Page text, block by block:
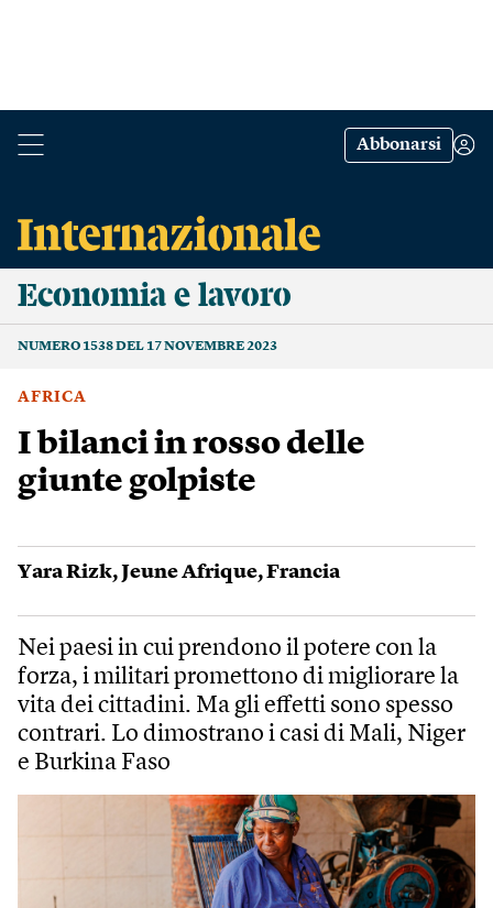
Abbonarsi
Economia e lavoro
NUMERO 1538 DEL 17 NOVEMBRE 2023
AFRICA
I bilanci in rosso delle
giunte golpiste
Yara Rizk,Jeune Afrique,Francia
Nei paesi in cui prendono il potere con la
forza, i militari promettono di migliorare la
vita dei cittadini. Ma gli effetti sono spesso
contrari. Lo dimostrano i casi di Mali, Niger
e Burkina Faso